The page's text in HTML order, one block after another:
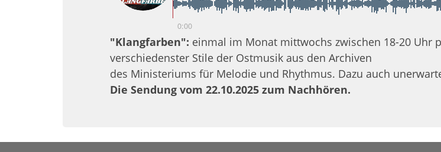
0:00
"Klangfarben": einmal im Monat mittwochs zwischen 18-20 Uhr
verschiedenster Stile der Ostmusik aus den Archiven
des Ministeriums für Melodie und Rhythmus. Dazu auch
Die Sendung vom 22.10.2025 zum Nachhören.